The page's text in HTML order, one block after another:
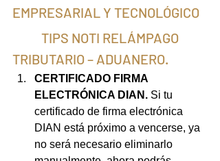
EMPRESARIAL Y TECNOLÓGICO
TIPS NOTI RELÁMPAGO
TRIBUTARIO – ADUANERO.
CERTIFICADO FIRMA
ELECTRÓNICA DIAN. Si tu
certificado de firma electrónica
DIAN está próximo a vencerse, ya
no será necesario eliminarlo